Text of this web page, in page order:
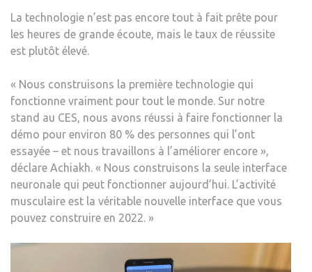
La technologie n’est pas encore tout à fait prête pour
les heures de grande écoute, mais le taux de réussite
est plutôt élevé.
« Nous construisons la première technologie qui
fonctionne vraiment pour tout le monde. Sur notre
stand au CES, nous avons réussi à faire fonctionner la
démo pour environ 80 % des personnes qui l’ont
essayée – et nous travaillons à l’améliorer encore »,
déclare Achiakh. « Nous construisons la seule interface
neuronale qui peut fonctionner aujourd’hui. L’activité
musculaire est la véritable nouvelle interface que vous
pouvez construire en 2022. »